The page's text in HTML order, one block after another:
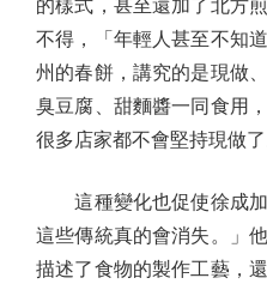
的樣式，甚至還加了北方
不得，「年輕人甚至不知
州的春餅，講究的是現做
臭豆腐、甜麵醬一同食用
很多店家都不會堅持現做了
這種變化也促使徐成加
這些傳統真的會消失。」
描述了食物的製作工藝，